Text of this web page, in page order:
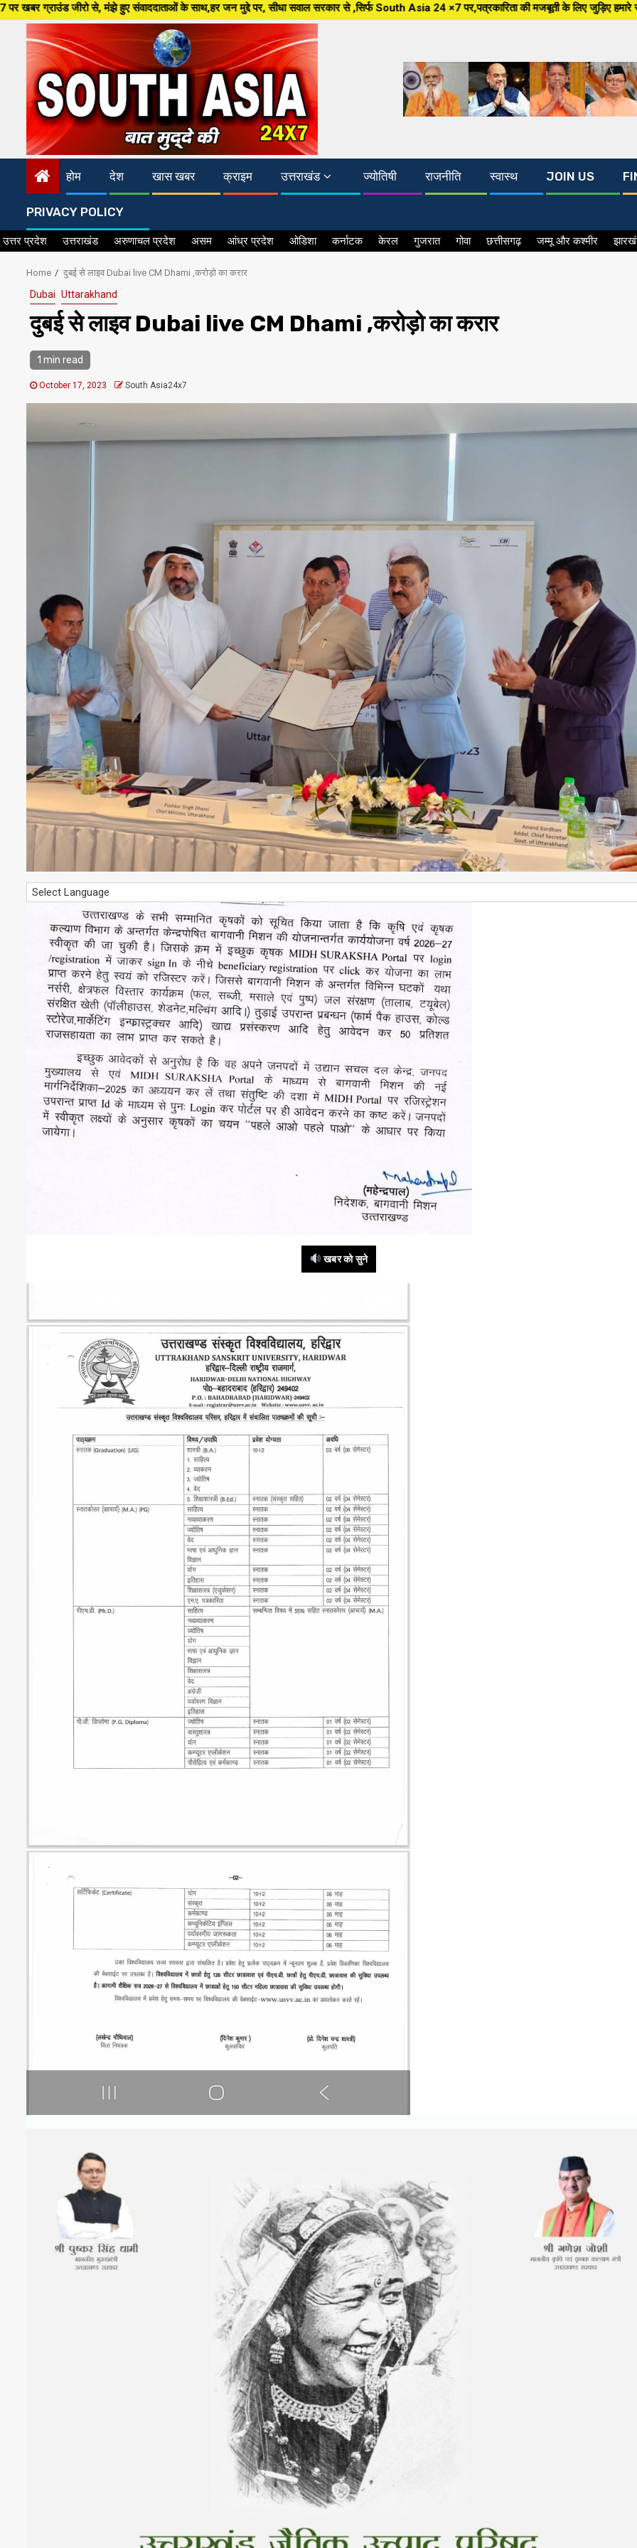
Skip
to
content
से, मंझे हुए संवाददाताओं के साथ,हर जन मुद्दे पर, सीधा सवाल सरकार से ,सिर्फ South Asia 24 ×7 पर,पत्रकारिता की मजबूती के लिए जुड़िए हमारे साथ, South
होम देश खास खबर क्राइम उत्तराखंड ज्योतिषी राजनीति स्वास्थ JOIN US
PRIVACY POLICY
उत्तर प्रदेश उत्तराखंड अरुणाचल प्रदेश असम आंध्र प्रदेश ओडिशा कर्नाटक केरल गुजरात गोवा छत्तीसगढ़ जम्मू और कश्मीर
Home दुबई से लाइव Dubai live CM Dhami ,करोड़ो का करार
Dubai Uttarakhand
दुबई से लाइव Dubai live CM Dhami ,करोड़ो का करार
1 min read
October 17, 2023 South Asia24x7
खबर को सुने